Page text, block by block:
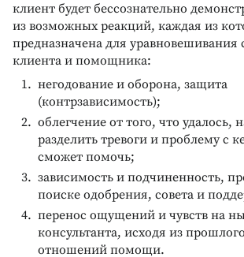
клиент будет бессознательно
из возможных реакций, каждая из
предназначена для уравновешивания
клиента и помощника:
негодование и оборона, защита
(контрзависимость);
облегчение от того, что удалось,
разделить тревоги и проблему с
сможет помочь;
зависимость и подчиненность,
поиске одобрения, совета и
перенос ощущений и чувств на
консультанта, исходя из
отношений помощи.